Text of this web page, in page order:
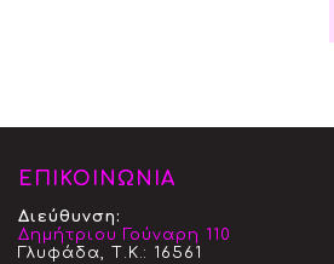
ΕΠΙΚΟΙΝΩΝΙΑ
Διεύθυνση:
Δημήτριου Γούναρη 110
Γλυφάδα, Τ.Κ.: 16561